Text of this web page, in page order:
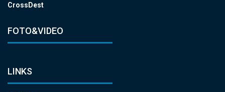
CrossDest
FOTO&VIDEO
LINKS